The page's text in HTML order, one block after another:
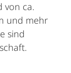
von ca.
und mehr
sind